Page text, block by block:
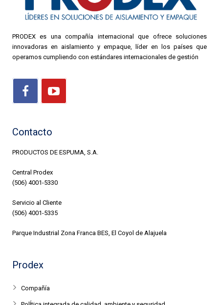
PRODEX es una compañía internacional que ofrece soluciones
innovadoras en aislamiento y empaque, líder en los países que
operamos cumpliendo con estándares internacionales de gestión
Contacto
PRODUCTOS DE ESPUMA, S.A.
Central Prodex
(506) 4001-5330
Servicio al Cliente
(506) 4001-5335
Parque Industrial Zona Franca BES, El Coyol de Alajuela
Prodex
Compañía